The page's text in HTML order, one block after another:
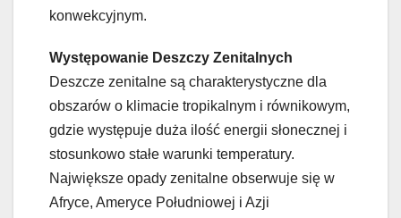
konwekcyjnym.
Występowanie Deszczy Zenitalnych
Deszcze zenitalne są charakterystyczne dla
obszarów o klimacie tropikalnym i równikowym,
gdzie występuje duża ilość energii słonecznej i
stosunkowo stałe warunki temperatury.
Największe opady zenitalne obserwuje się w
Afryce, Ameryce Południowej i Azji